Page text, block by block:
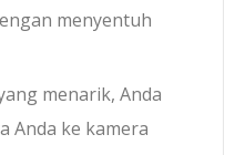
menyentuh
menarik, Anda
Anda ke kamera